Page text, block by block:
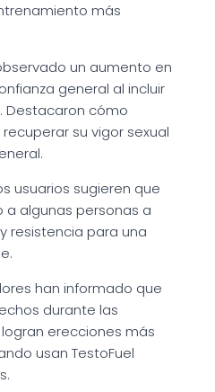
más
un aumento en
general al incluir
Destacaron cómo
su vigor sexual
usuarios sugieren que
a algunas personas a
resistencia para una
han informado que
durante las
erecciones más
usan TestoFuel